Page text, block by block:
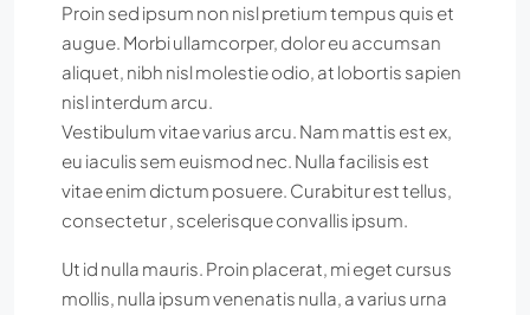
Proin sed ipsum non nisl pretium tempus quis et
augue. Morbi ullamcorper, dolor eu accumsan
aliquet, nibh nisl molestie odio, at lobortis sapien
nisl interdum arcu.
Vestibulum vitae varius arcu. Nam mattis est ex,
eu iaculis sem euismod nec. Nulla facilisis est
vitae enim dictum posuere. Curabitur est tellus,
consectetur , scelerisque convallis ipsum.
Ut id nulla mauris. Proin placerat, mi eget cursus
mollis, nulla ipsum venenatis nulla, a varius urna